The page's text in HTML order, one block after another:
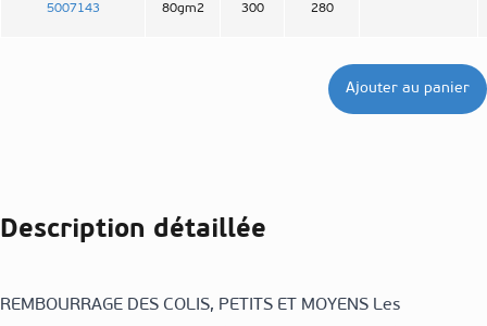
5007143 80gm2 300 280
Ajouter au panier
Description détaillée
REMBOURRAGE DES COLIS, PETITS ET MOYENS Les